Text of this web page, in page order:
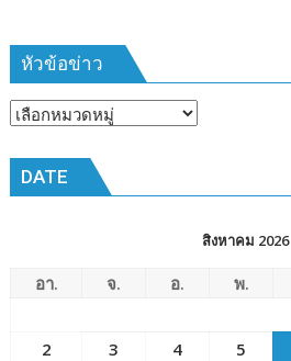
๒๕๖๙
หัวข้อข่าว
หัวข้อ
DATE
สิงหาคม 2026
อา. จ. อ. พ.
2
3 4 5